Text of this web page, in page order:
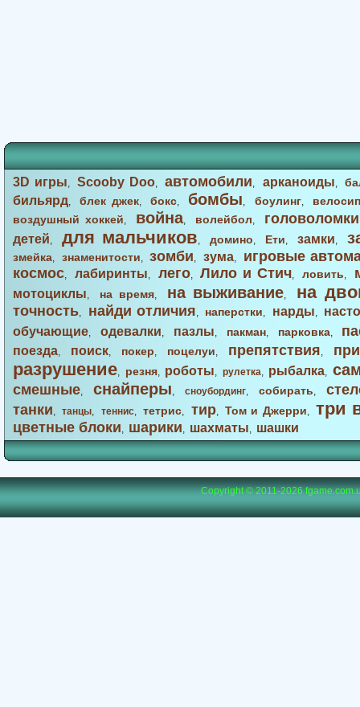
3D игры,Scooby Doo,автомобили, арканоиды,
бильярд,блек джек,бокс, бомбы, боулинг,
воздушный хоккей, война, волейбол, головоломки
детей, для мальчиков, домино, Ети, замки,
змейка, знаменитости,зомби, зума,
игровые
космос, лабиринты, лего,Лило и Стич,ловить,
мотоциклы, на время, на выживание, на
точность, найди отличия, наперстки, нарды,
обучающие, одевалки, пазлы, пакман, парковка,
поезда, поиск, покер, поцелуи, препятствия,
разрушение, резня, роботы, рулетка, рыбалка,
смешные, снайперы, сноубординг, собирать,
танки,танцы, теннис,тетрис, тир,Том и Джерри, три
цветные блоки, шарики, шахматы, шашки
Copyright © 2011-2026